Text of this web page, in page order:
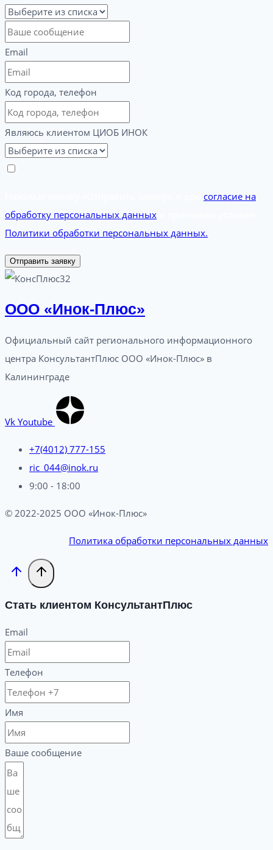
Email
Код города, телефон
Являюсь клиентом ЦИОБ ИНОК
согласие на
обработку персональных данных
Политики обработки персональных данных.
Отправить заявку
ООО «Инок-Плюс»
Официальный сайт регионального информационного
центра КонсультантПлюс ООО «Инок-Плюс» в
Калининграде
Vk Youtube
+7(4012) 777-155
ric_044@inok.ru
9:00 - 18:00
© 2022-2025 ООО «Инок-Плюс»
Политика обработки персональных данных
Стать клиентом КонсультантПлюс
Email
Телефон
Имя
Ваше сообщение